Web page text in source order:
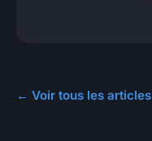
← Voir tous les